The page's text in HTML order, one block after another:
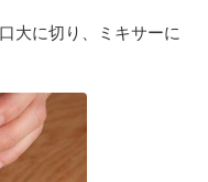
大に切り、ミキサーに